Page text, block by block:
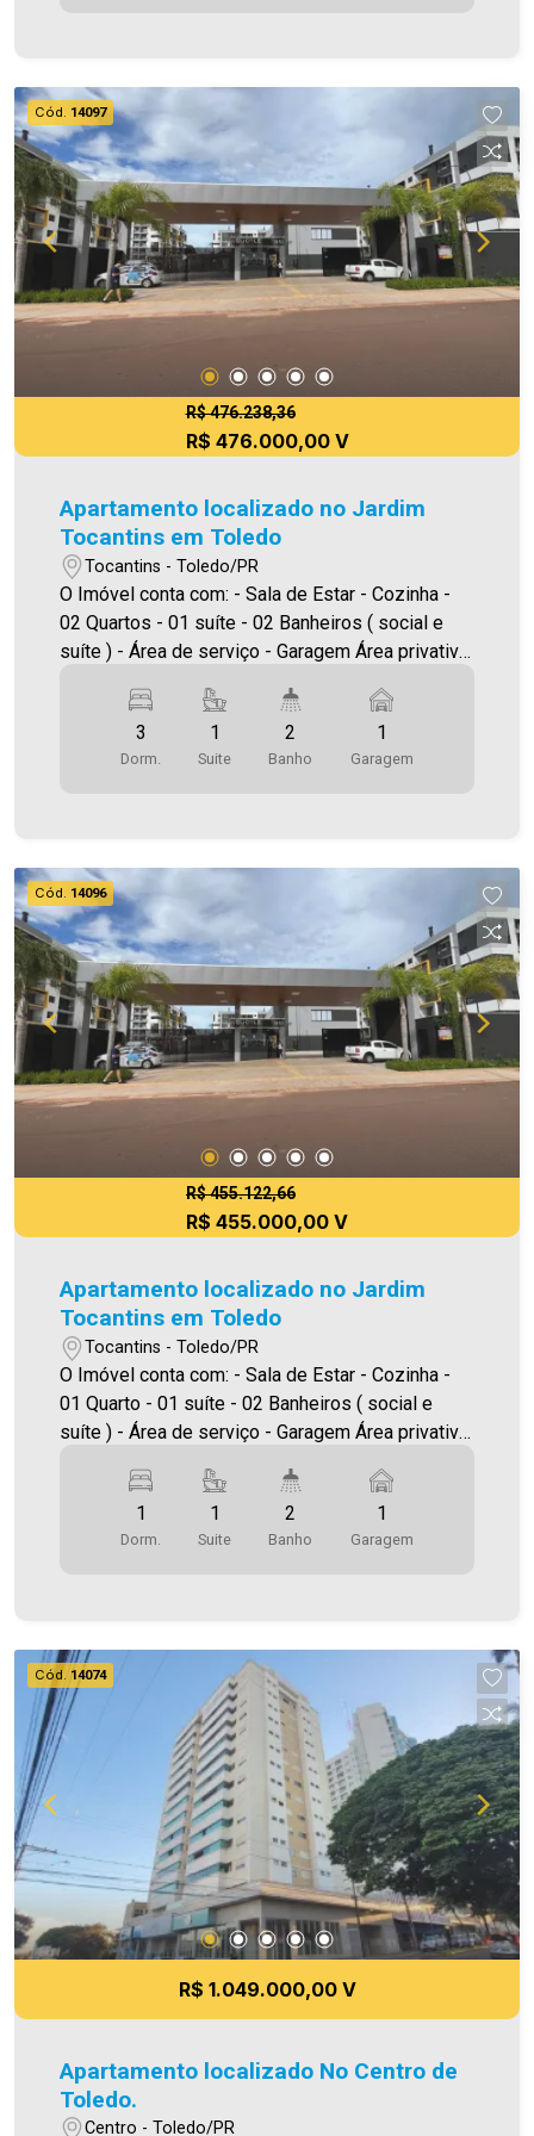
essa oportunidade! A hora de encontrar o seu
novo lar É AGORA! Imobiliária Ativa, sinta-se em
casa!
Cód. 14097
R$ 476.238,36
R$ 476.000,00 V
Apartamento localizado no Jardim
Tocantins em Toledo
Tocantins - Toledo/PR
O Imóvel conta com: - Sala de Estar - Cozinha -
02 Quartos - 01 suíte - 02 Banheiros ( social e
suíte ) - Área de serviço - Garagem Área privativa
maiores carteiras de imóveis administrados da
cidade, atuando com excelência tanto na locação
quanto na venda. Aproveite essa oportunidade,
corrigir qualquer erro de digitação e/ou ortografia,
bem como alteração dos preços e imagens.
Fotos meramente ilustrativas
3
Dorm.
1
Suite
2
Banho
1
Garagem
Cód. 14096
R$ 455.122,66
R$ 455.000,00 V
Apartamento localizado no Jardim
Tocantins em Toledo
Tocantins - Toledo/PR
O Imóvel conta com: - Sala de Estar - Cozinha -
01 Quarto - 01 suíte - 02 Banheiros ( social e
suíte ) - Área de serviço - Garagem Área privativa
maiores carteiras de imóveis administrados da
cidade, atuando com excelência tanto na locação
quanto na venda. Aproveite essa oportunidade,
corrigir qualquer erro de digitação e/ou ortografia,
bem como alteração dos preços e imagens.
Fotos meramente ilustrativas
1
Dorm.
1
Suite
2
Banho
1
Garagem
Cód. 14074
R$ 1.049.000,00 V
Apartamento localizado No Centro de
Toledo.
Centro - Toledo/PR